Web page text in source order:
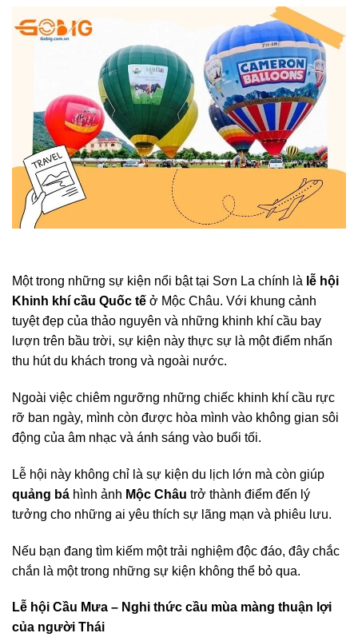
Một trong những sự kiện nổi bật tại Sơn La chính là lễ hội
Khinh khí cầu Quốc tế ở Mộc Châu. Với khung cảnh
tuyệt đẹp của thảo nguyên và những khinh khí cầu bay
lượn trên bầu trời, sự kiện này thực sự là một điểm nhấn
thu hút du khách trong và ngoài nước.
Ngoài việc chiêm ngưỡng những chiếc khinh khí cầu rực
rỡ ban ngày, mình còn được hòa mình vào không gian sôi
động của âm nhạc và ánh sáng vào buổi tối.
Lễ hội này không chỉ là sự kiện du lịch lớn mà còn giúp
quảng bá hình ảnh Mộc Châu trở thành điểm đến lý
tưởng cho những ai yêu thích sự lãng mạn và phiêu lưu.
Nếu bạn đang tìm kiếm một trải nghiệm độc đáo, đây chắc
chắn là một trong những sự kiện không thể bỏ qua.
Lễ hội Cầu Mưa – Nghi thức cầu mùa màng thuận lợi
của người Thái